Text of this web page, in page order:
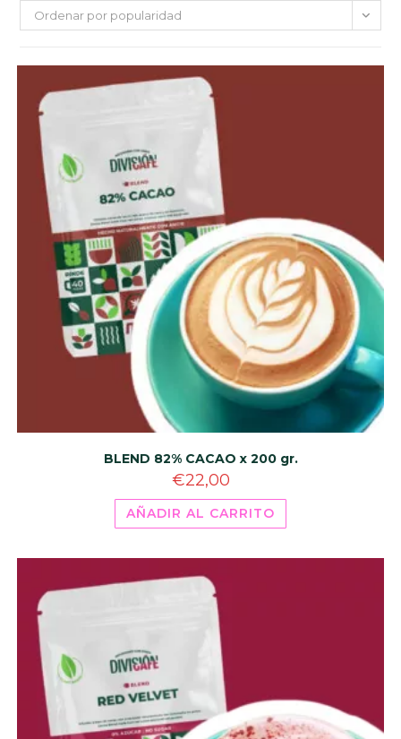
Ordenar por popularidad
BLEND 82% CACAO x 200 gr.
€22,00
AÑADIR AL CARRITO